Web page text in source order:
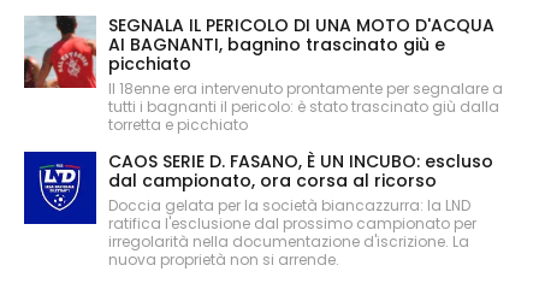
SEGNALA IL PERICOLO DI UNA MOTO D'ACQUA
AI BAGNANTI, bagnino trascinato giù e
picchiato
Il 18enne era intervenuto prontamente per segnalare a
tutti i bagnanti il pericolo: è stato trascinato giù dalla
torretta e picchiato
CAOS SERIE D. FASANO, È UN INCUBO: escluso
dal campionato, ora corsa al ricorso
Doccia gelata per la società biancazzurra: la LND
ratifica l'esclusione dal prossimo campionato per
irregolarità nella documentazione d'iscrizione. La
nuova proprietà non si arrende.